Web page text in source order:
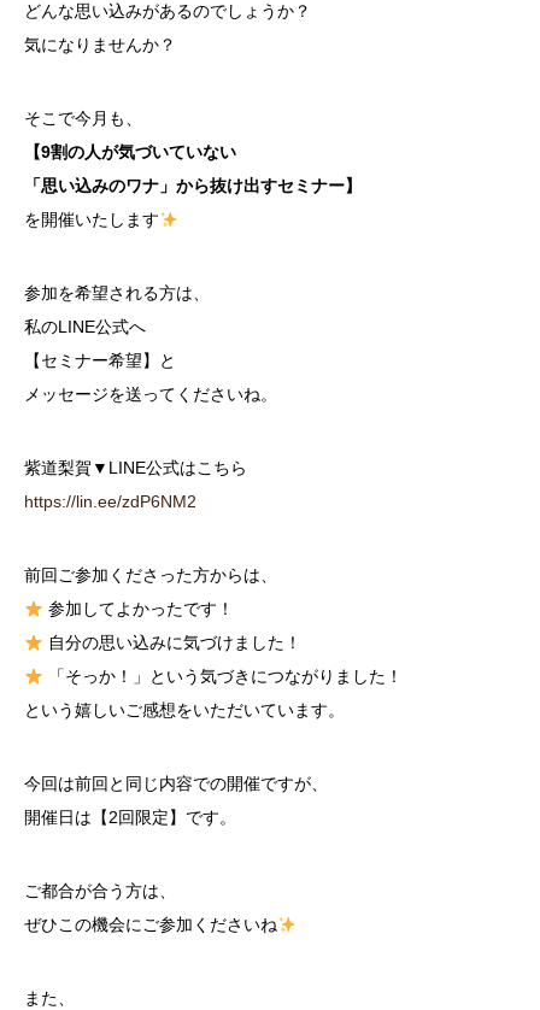
どんな思い込みがあるのでしょうか？
気になりませんか？
そこで今月も、
【9割の人が気づいていない
「思い込みのワナ」から抜け出すセミナー】
を開催いたします
参加を希望される方は、
私のLINE公式へ
【セミナー希望】と
メッセージを送ってくださいね。
紫道梨賀▼LINE公式はこちら
https://lin.ee/zdP6NM2
前回ご参加くださった方からは、
参加してよかったです！
自分の思い込みに気づけました！
「そっか！」という気づきにつながりました！
という嬉しいご感想をいただいています。
今回は前回と同じ内容での開催ですが、
開催日は【2回限定】です。
ご都合が合う方は、
ぜひこの機会にご参加くださいね
また、